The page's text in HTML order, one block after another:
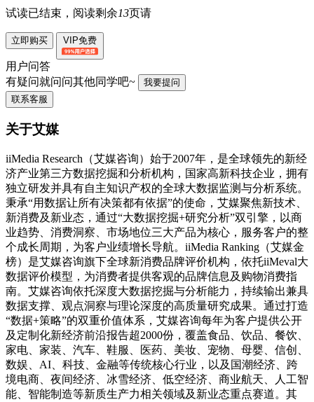
试读已结束，阅读剩余13页请
立即购买 VIP免费
用户问答
有疑问就问问其他同学吧~
我要提问
联系客服
关于艾媒
iiMedia Research（艾媒咨询）始于2007年，是全球领先的新经
济产业第三方数据挖掘和分析机构，国家高新科技企业，拥有
独立研发并具有自主知识产权的全球大数据监测与分析系统。
秉承“用数据让所有决策都有依据”的使命，艾媒聚焦新技术、
新消费及新业态，通过“大数据挖掘+研究分析”双引擎，以商
业趋势、消费洞察、市场地位三大产品为核心，服务客户的整
个成长周期，为客户业绩增长导航。iiMedia Ranking（艾媒金
榜）是艾媒咨询旗下全球新消费品牌评价机构，依托iiMeval大
数据评价模型，为消费者提供客观的品牌信息及购物消费指
南。艾媒咨询依托深度大数据挖掘与分析能力，持续输出兼具
数据支撑、观点洞察与理论深度的高质量研究成果。通过打造
“数据+策略”的双重价值体系，艾媒咨询每年为客户提供公开
及定制化新经济前沿报告超2000份，覆盖食品、饮品、餐饮、
家电、家装、汽车、鞋服、医药、美妆、宠物、母婴、信创、
数娱、AI、科技、金融等传统核心行业，以及国潮经济、跨
境电商、夜间经济、冰雪经济、低空经济、商业航天、人工智
能、智能制造等新质生产力相关领域及新业态重点赛道。其